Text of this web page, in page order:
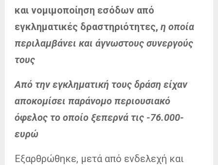
και νομιμοποίηση εσόδων από
εγκληματικές δραστηριότητες, η οποία
περιλαμβάνει και άγνωστους συνεργούς
τους
Από την εγκληματική τους δράση είχαν
αποκομίσει παράνομο περιουσιακό
όφελος το οποίο ξεπερνά τις -76.000-
ευρώ
Εξαρθρώθηκε, μετά από ενδελεχή και